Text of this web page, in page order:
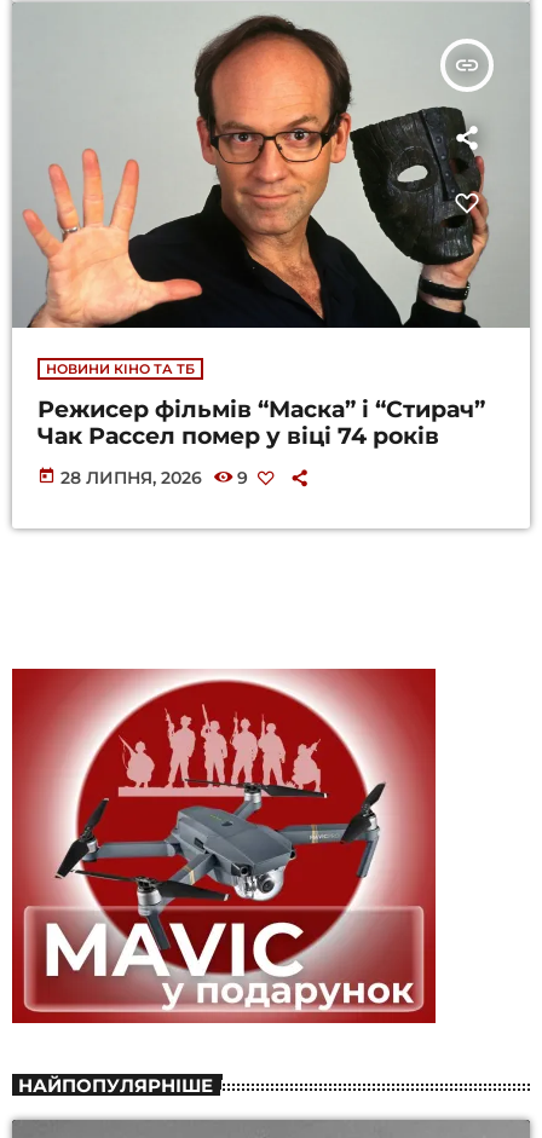
insert_link
НОВИНИ КІНО ТА ТБ
Режисер фільмів “Маска” і “Стирач”
Чак Рассел помер у віці 74 років
today 28 ЛИПНЯ, 2026 9
НАЙПОПУЛЯРНІШЕ